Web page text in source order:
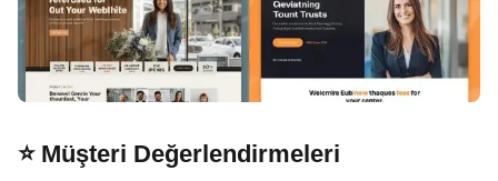
⭐ Müşteri Değerlendirmeleri